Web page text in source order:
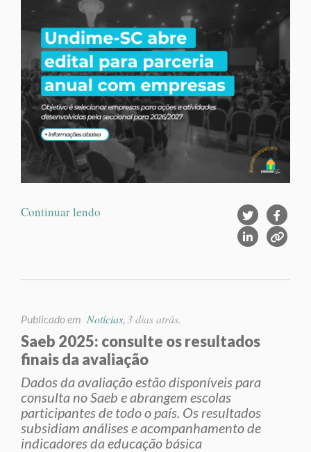
Continuar lendo
Publicado em Notícias 3 dias atrás.
Saeb 2025: consulte os resultados
finais da avaliação
Dados da avaliação estão disponíveis para
consulta no Saeb e abrangem escolas
participantes de todo o país. Os resultados
subsidiam análises e acompanhamento de
indicadores da educação básica